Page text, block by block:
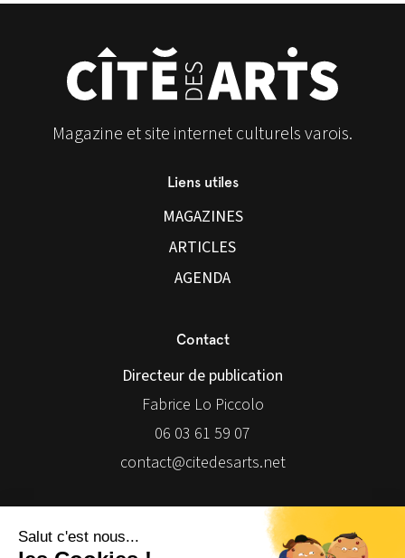
Magazine et site internet culturels varois.
Liens utiles
MAGAZINES
ARTICLES
AGENDA
Contact
Directeur de publication
Fabrice Lo Piccolo
06 03 61 59 07
contact@citedesarts.net